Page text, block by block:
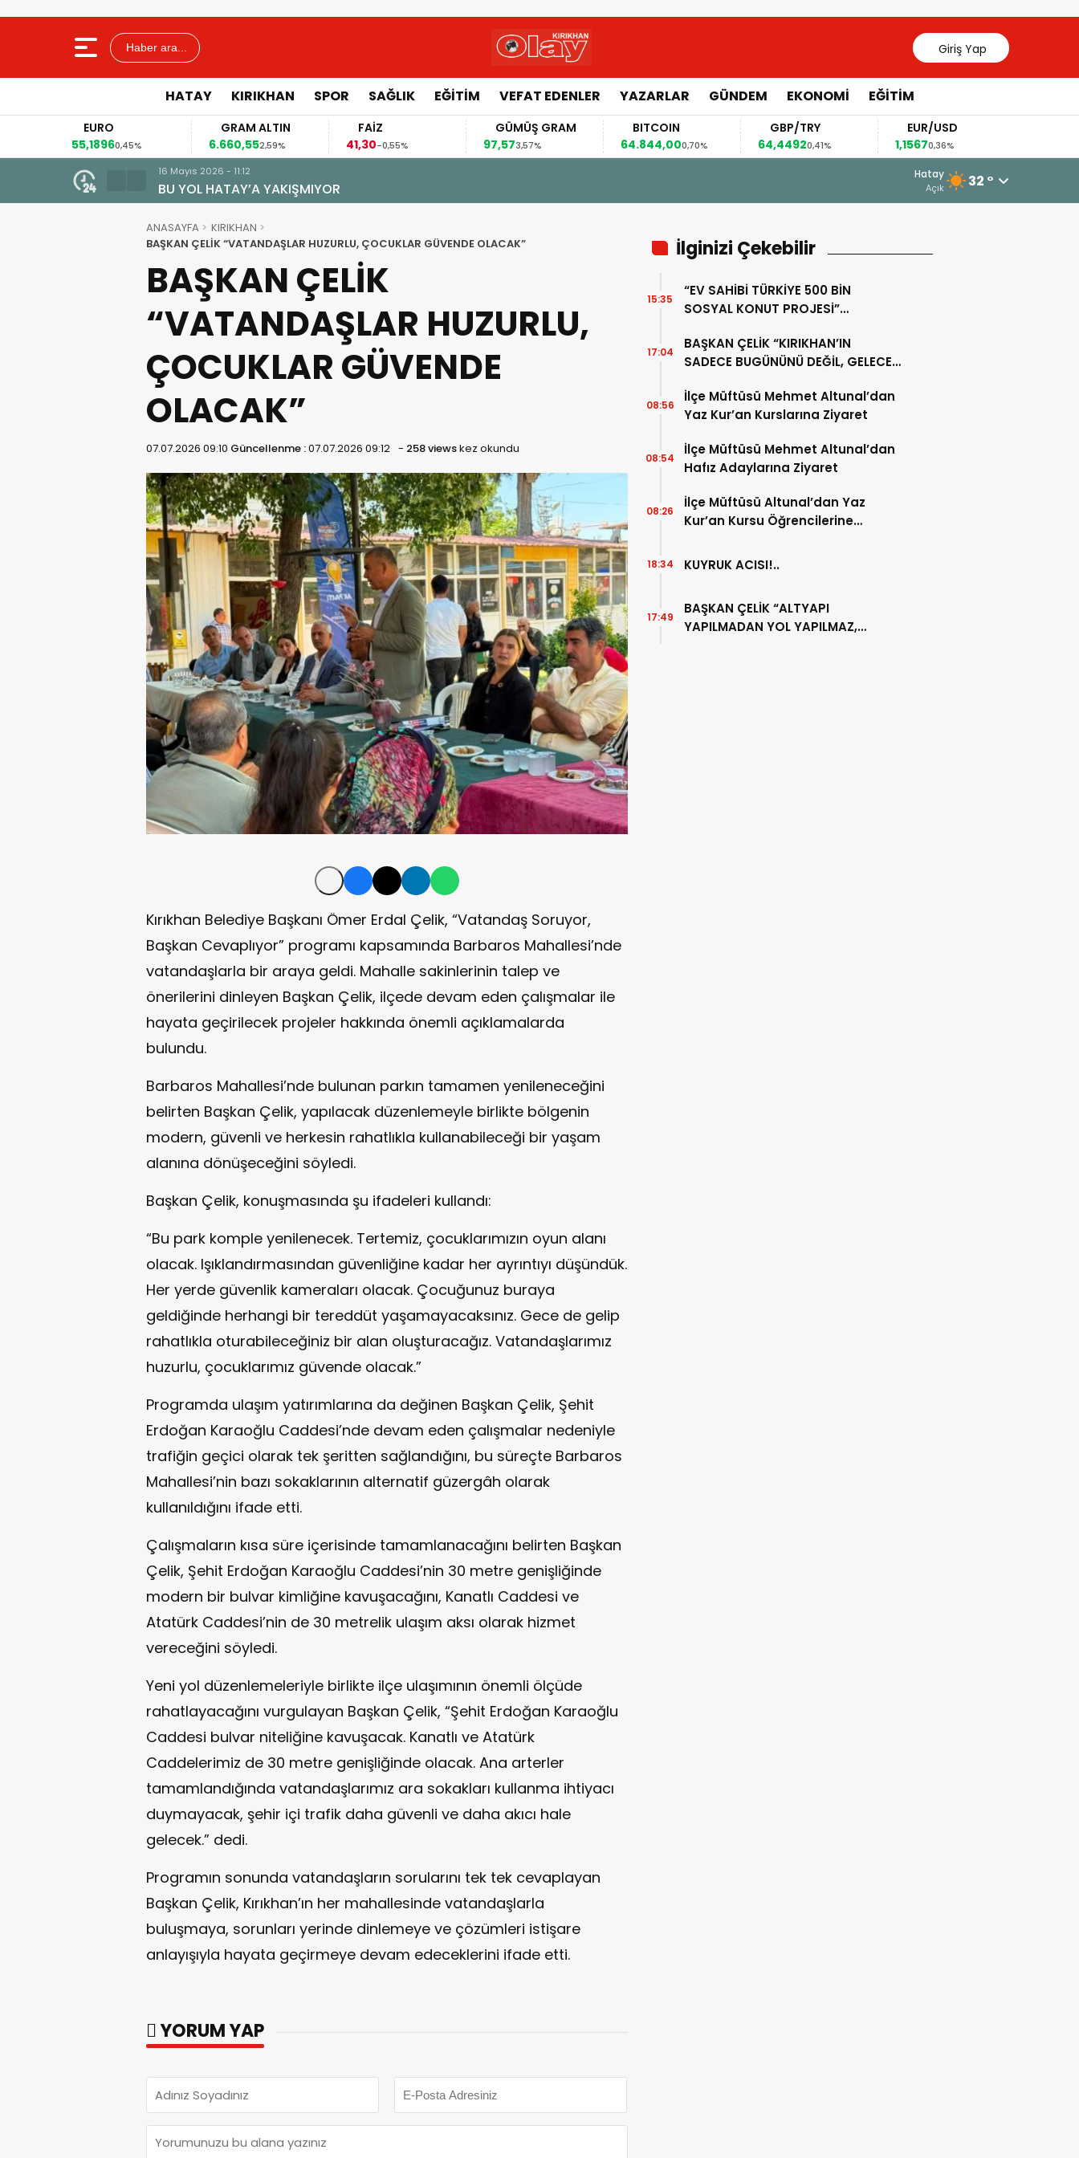
Haber ara... Giriş Yap
HATAY KIRIKHAN SPOR SAĞLIK EĞİTİM VEFAT EDENLER YAZARLAR GÜNDEM EKONOMİ EĞİTİM
EURO
55,18960,45%
GRAM ALTIN
6.660,552,59%
FAİZ
41,30-0,55%
GÜMÜŞ GRAM
97,573,57%
BITCOIN
64.844,000,70%
GBP/TRY
64,44920,41%
EUR/USD
1,15670,36%
düşecek
16 Mayıs 2026 - 11:12
BU YOL HATAY’A YAKIŞMIYOR
13 Mayıs 2026 - 20:55
Kırıkhan ve Hassa Esnafına Müjdeli
Hatay
Açık 32 °
ANASAYFA
KIRIKHAN
BAŞKAN ÇELİK “VATANDAŞLAR HUZURLU, ÇOCUKLAR GÜVENDE OLACAK”
BAŞKAN ÇELİK
“VATANDAŞLAR HUZURLU,
ÇOCUKLAR GÜVENDE
OLACAK”
07.07.2026 09:10 Güncellenme :07.07.2026 09:12 - 258 viewskez okundu
Kırıkhan Belediye Başkanı Ömer Erdal Çelik, “Vatandaş Soruyor,
Başkan Cevaplıyor” programı kapsamında Barbaros Mahallesi’nde
vatandaşlarla bir araya geldi. Mahalle sakinlerinin talep ve
önerilerini dinleyen Başkan Çelik, ilçede devam eden çalışmalar ile
hayata geçirilecek projeler hakkında önemli açıklamalarda
bulundu.
Barbaros Mahallesi’nde bulunan parkın tamamen yenileneceğini
belirten Başkan Çelik, yapılacak düzenlemeyle birlikte bölgenin
modern, güvenli ve herkesin rahatlıkla kullanabileceği bir yaşam
alanına dönüşeceğini söyledi.
Başkan Çelik, konuşmasında şu ifadeleri kullandı:
“Bu park komple yenilenecek. Tertemiz, çocuklarımızın oyun alanı
olacak. Işıklandırmasından güvenliğine kadar her ayrıntıyı düşündük.
Her yerde güvenlik kameraları olacak. Çocuğunuz buraya
geldiğinde herhangi bir tereddüt yaşamayacaksınız. Gece de gelip
rahatlıkla oturabileceğiniz bir alan oluşturacağız. Vatandaşlarımız
huzurlu, çocuklarımız güvende olacak.”
Programda ulaşım yatırımlarına da değinen Başkan Çelik, Şehit
Erdoğan Karaoğlu Caddesi’nde devam eden çalışmalar nedeniyle
trafiğin geçici olarak tek şeritten sağlandığını, bu süreçte Barbaros
Mahallesi’nin bazı sokaklarının alternatif güzergâh olarak
kullanıldığını ifade etti.
Çalışmaların kısa süre içerisinde tamamlanacağını belirten Başkan
Çelik, Şehit Erdoğan Karaoğlu Caddesi’nin 30 metre genişliğinde
modern bir bulvar kimliğine kavuşacağını, Kanatlı Caddesi ve
Atatürk Caddesi’nin de 30 metrelik ulaşım aksı olarak hizmet
vereceğini söyledi.
Yeni yol düzenlemeleriyle birlikte ilçe ulaşımının önemli ölçüde
rahatlayacağını vurgulayan Başkan Çelik, “Şehit Erdoğan Karaoğlu
Caddesi bulvar niteliğine kavuşacak. Kanatlı ve Atatürk
Caddelerimiz de 30 metre genişliğinde olacak. Ana arterler
tamamlandığında vatandaşlarımız ara sokakları kullanma ihtiyacı
duymayacak, şehir içi trafik daha güvenli ve daha akıcı hale
gelecek.” dedi.
Programın sonunda vatandaşların sorularını tek tek cevaplayan
Başkan Çelik, Kırıkhan’ın her mahallesinde vatandaşlarla
buluşmaya, sorunları yerinde dinlemeye ve çözümleri istişare
anlayışıyla hayata geçirmeye devam edeceklerini ifade etti.
YORUM YAP
İlginizi Çekebilir
“EV SAHİBİ TÜRKİYE 500 BİN
SOSYAL KONUT PROJESİ”
15:35
BAŞKAN ÇELİK “KIRIKHAN’IN
SADECE BUGÜNÜNÜ DEĞİL, GELECEK
17:04
İlçe Müftüsü Mehmet Altunal’dan
Yaz Kur’an Kurslarına Ziyaret
08:56
İlçe Müftüsü Mehmet Altunal’dan
Hafız Adaylarına Ziyaret
08:54
İlçe Müftüsü Altunal’dan Yaz
Kur’an Kursu Öğrencilerine
08:26
KUYRUK ACISI!..
18:34
BAŞKAN ÇELİK “ALTYAPI
YAPILMADAN YOL YAPILMAZ,
17:49